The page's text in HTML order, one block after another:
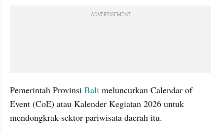
ADVERTISEMENT
Pemerintah Provinsi Bali meluncurkan Calendar of
Event (CoE) atau Kalender Kegiatan 2026 untuk
mendongkrak sektor pariwisata daerah itu.